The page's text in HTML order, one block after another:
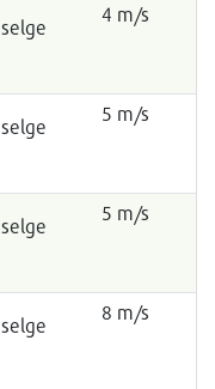
selge
4 m/s
selge
5 m/s
selge
5 m/s
selge
8 m/s